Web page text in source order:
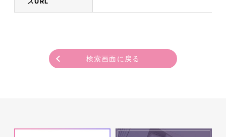
検索画面に戻る